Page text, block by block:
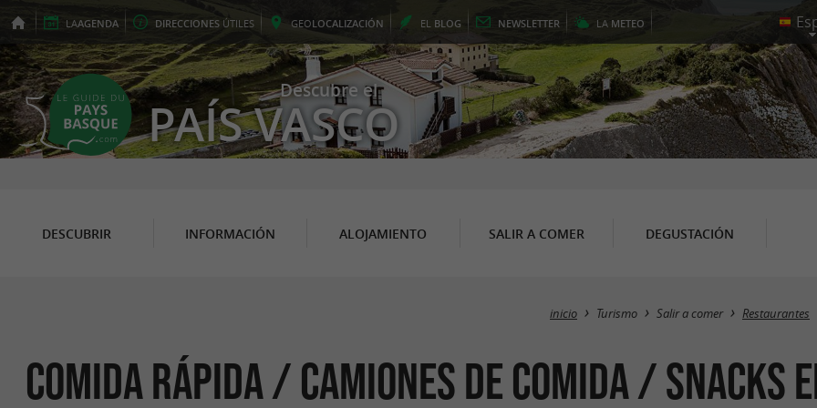
LAAGENDA DIRECCIONES ÚTILES GEOLOCALIZACIÓN EL BLOG NEWSLETTER LA METEO
Descubre el
PAÍS VASCO
DESCUBRIR INFORMACIÓN ALOJAMIENTO SALIR A COMER DEGUSTACIÓN
inicio Turismo Salir a comer Restaurantes
Comida rápida / Camiones de comida / Snacks